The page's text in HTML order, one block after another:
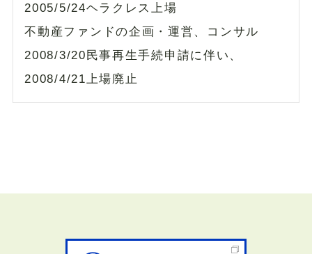
2005/5/24ヘラクレス上場
不動産ファンドの企画・運営、コンサル
2008/3/20民事再生手続申請に伴い、
2008/4/21上場廃止